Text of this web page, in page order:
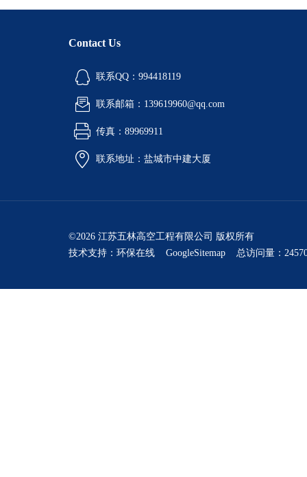
Contact Us
联系QQ：994418119
联系邮箱：139619960@qq.com
传真：89969911
联系地址：盐城市中建大厦
©2026 江苏五林高空工程有限公司 版权所有
技术支持： 环保在线 GoogleSitemap 总访问量：